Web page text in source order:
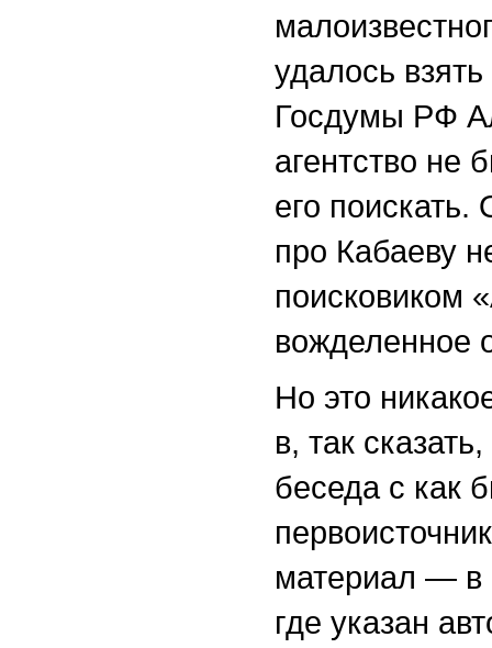
удалось
Госдумы РФ
агентство не
его
про Кабаеву
поисковиком
вожделенное
Но это
в, так
беседа с как
материал — в
где указан